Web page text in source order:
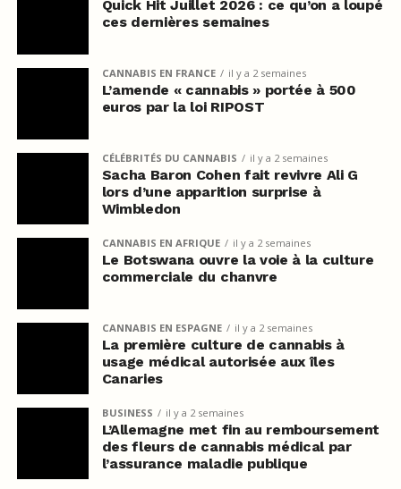
Quick Hit Juillet 2026 : ce qu’on a loupé
ces dernières semaines
CANNABIS EN FRANCE il y a 2 semaines
L’amende « cannabis » portée à 500
euros par la loi RIPOST
CÉLÉBRITÉS DU CANNABIS il y a 2 semaines
Sacha Baron Cohen fait revivre Ali G
lors d’une apparition surprise à
Wimbledon
CANNABIS EN AFRIQUE il y a 2 semaines
Le Botswana ouvre la voie à la culture
commerciale du chanvre
CANNABIS EN ESPAGNE il y a 2 semaines
La première culture de cannabis à
usage médical autorisée aux îles
Canaries
BUSINESS il y a 2 semaines
L’Allemagne met fin au remboursement
des fleurs de cannabis médical par
l’assurance maladie publique